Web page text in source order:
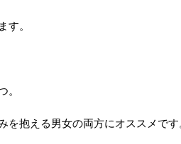
す。
。
抱える男女の両方にオススメです